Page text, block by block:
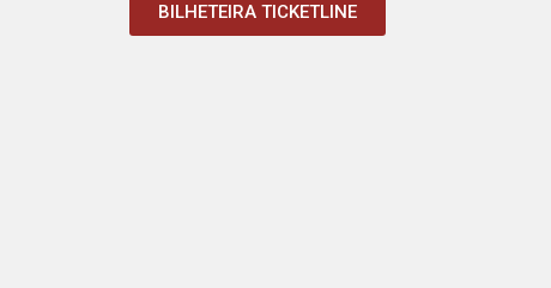
BILHETEIRA TICKETLINE